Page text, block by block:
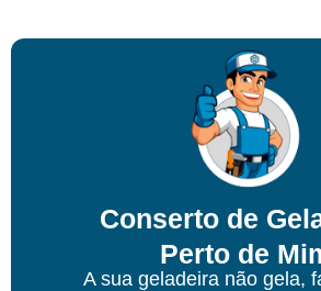
Conserto de
Perto de
A sua geladeira não gela,